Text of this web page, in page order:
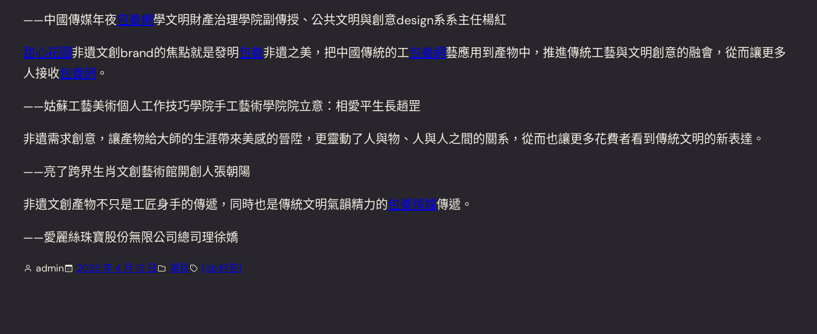
——中國傳媒年夜包養網學文明財產治理學院副傳授、公共文明與創意design系系主任楊紅
甜心花園非遺文創brand的焦點就是發明包養非遺之美，把中國傳統的工包養網藝應用到產物中，推進傳統工藝與文明創意的融會，從而讓更多
人接收包養網 。
——姑蘇工藝美術個人工作技巧學院手工藝術學院院立意：相愛平生長趙罡
非遺需求創意，讓產物給大師的生涯帶來美感的晉陞，更靈動了人與物、人與人之間的關系，從而也讓更多花費者看到傳統文明的新表達。
——亮了跨界生肖文創藝術館開創人張朝陽
非遺文創產物不只是工匠身手的傳遞，同時也是傳統文明氣韻精力的包養情婦傳遞。
——愛麗絲珠寶股份無限公司總司理徐嬌
admin 2025 年 4 月 16 日 項目 [db:标签]